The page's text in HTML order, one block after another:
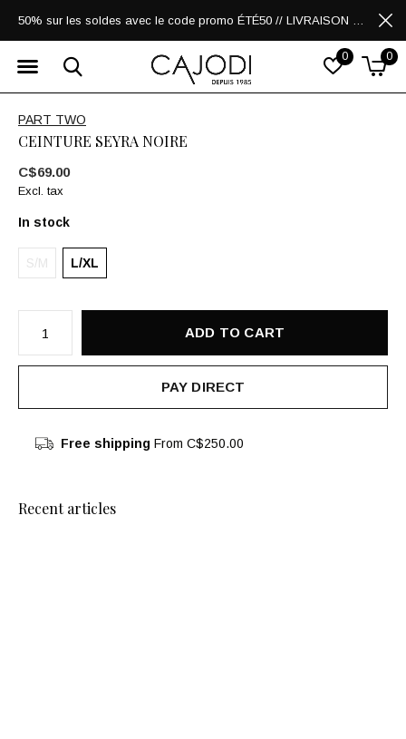
0 0
50% sur les soldes avec le code promo ÉTÉ50 // LIVRAISON GRATUITE POUR LES ACHATS DE 250$ ET PLUS
PART TWO
CEINTURE SEYRA NOIRE
C$69.00
Excl. tax
In stock
S/M L/XL
ADD TO CART
PAY DIRECT
Free shipping From C$250.00
Recent articles